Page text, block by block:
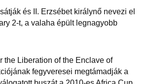
és II. Erzsébet királynő nevezi el
2-t, a valaha épült legnagyobb
the Liberation of the Enclave of
fegyveresei megtámadják a